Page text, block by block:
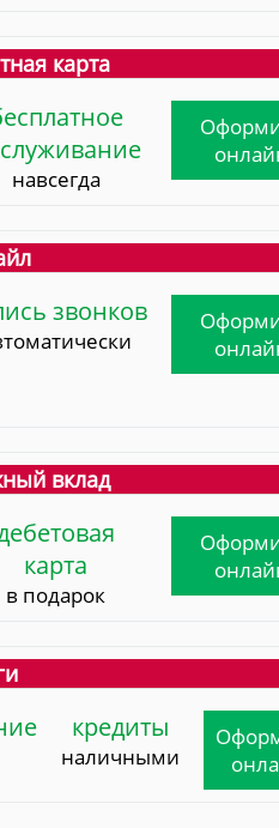
карта
навсегда
звонков
вклад
карта
в подарок
кредиты
наличными